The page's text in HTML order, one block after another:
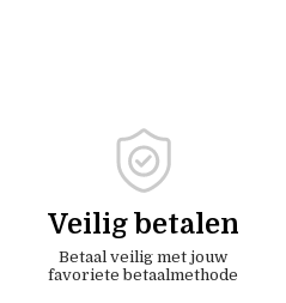
Veilig betalen
Betaal veilig met jouw
favoriete betaalmethode